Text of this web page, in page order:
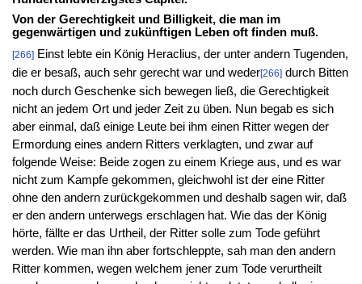
Von der Gerechtigkeit und Billigkeit, die man im
gegenwärtigen und zukünftigen Leben oft finden muß.
[266]Einst lebte ein König Heraclius, der unter andern Tugenden,
die er besaß, auch sehr gerecht war und weder[266]durch Bitten
noch durch Geschenke sich bewegen ließ, die Gerechtigkeit
nicht an jedem Ort und jeder Zeit zu üben. Nun begab es sich
aber einmal, daß einige Leute bei ihm einen Ritter wegen der
Ermordung eines andern Ritters verklagten, und zwar auf
folgende Weise: Beide zogen zu einem Kriege aus, und es war
nicht zum Kampfe gekommen, gleichwohl ist der eine Ritter
ohne den andern zurückgekommen und deshalb sagen wir, daß
er den andern unterwegs erschlagen hat. Wie das der König
hörte, fällte er das Urtheil, der Ritter solle zum Tode geführt
werden. Wie man ihn aber fortschleppte, sah man den andern
Ritter kommen, wegen welchem jener zum Tode verurtheilt